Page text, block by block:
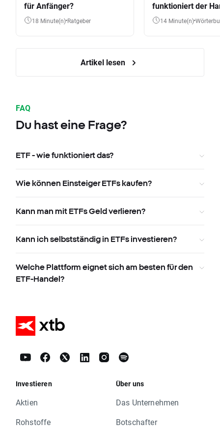
für Anfänger?
18 Minute(n) Ratgeber
funktioniert der
Aktien, ETFs & Co.
14 Minute(n)
Artikel lesen
FAQ
Du hast eine Frage?
ETF - wie funktioniert das?
Wie können Einsteiger ETFs kaufen?
Kann man mit ETFs Geld verlieren?
Kann ich selbstständig in ETFs investieren?
Welche Plattform eignet sich am besten für den
ETF-Handel?
Investieren
Aktien
Rohstoffe
Über uns
Das Unternehmen
Botschafter